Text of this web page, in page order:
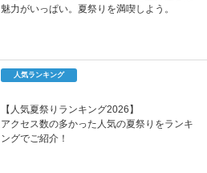
魅力がいっぱい。夏祭りを満喫しよう。
人気ランキング
【人気夏祭りランキング2026】
アクセス数の多かった人気の夏祭りをランキ
ングでご紹介！